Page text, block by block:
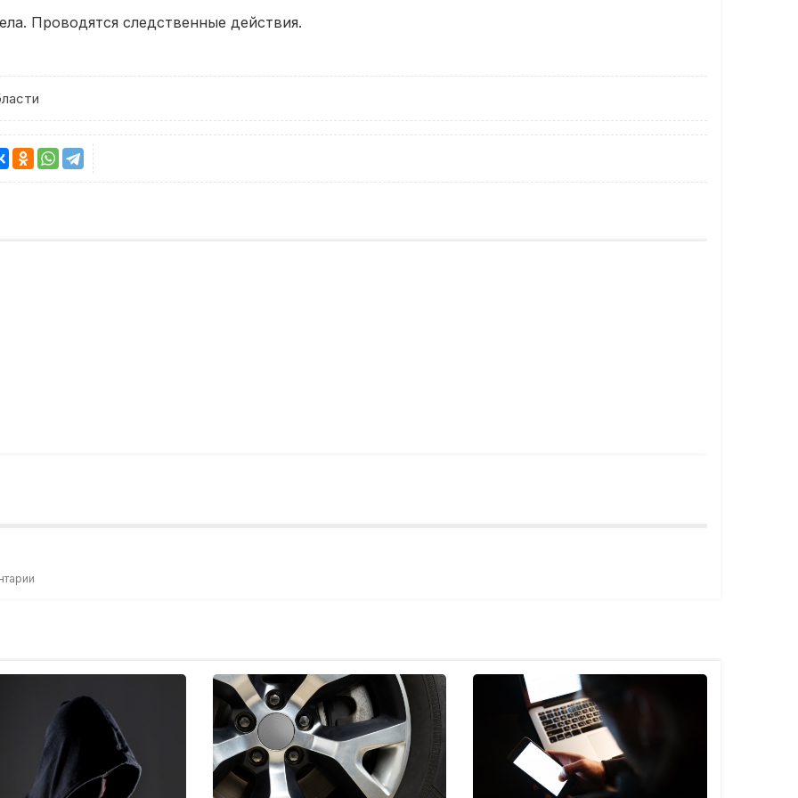
Проводятся следственные действия.